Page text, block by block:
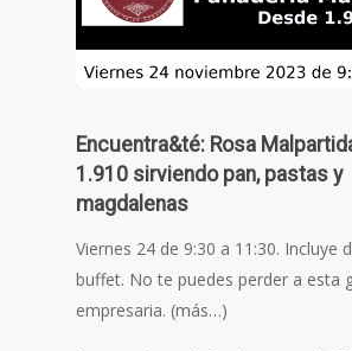
Encuentra&té: Rosa
1.910 sirviendo pan, pastas y
magdalenas
Viernes 24 de 9:30 a 11:30. Incluye
buffet. No te puedes perder a esta
empresaria. (más…)